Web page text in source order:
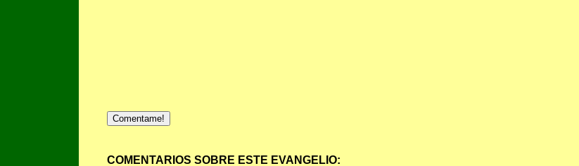
Comentame!
COMENTARIOS SOBRE ESTE EVANGELIO: